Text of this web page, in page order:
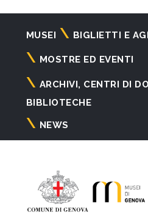
Navigazione
principale
MUSEI BIGLIETTI E
MOSTRE ED EVENTI
ARCHIVI, CENTRI DI
BIBLIOTECHE
NEWS